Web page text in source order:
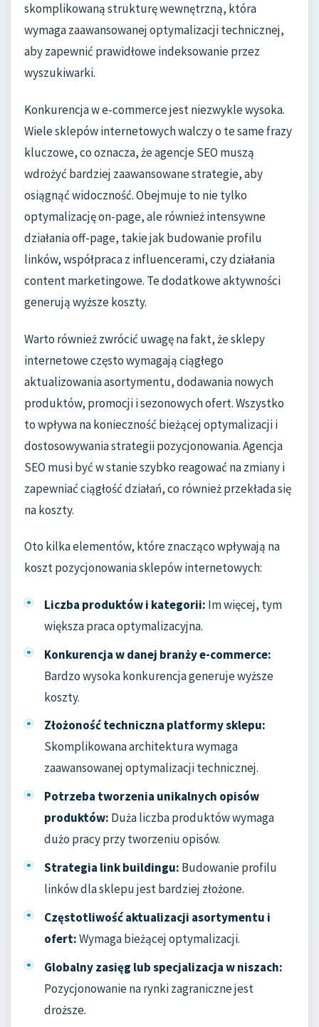
skomplikowaną strukturę wewnętrzną, która
wymaga zaawansowanej optymalizacji technicznej,
aby zapewnić prawidłowe indeksowanie przez
wyszukiwarki.
Konkurencja w e-commerce jest niezwykle wysoka.
Wiele sklepów internetowych walczy o te same frazy
kluczowe, co oznacza, że agencje SEO muszą
wdrożyć bardziej zaawansowane strategie, aby
osiągnąć widoczność. Obejmuje to nie tylko
optymalizację on-page, ale również intensywne
działania off-page, takie jak budowanie profilu
linków, współpraca z influencerami, czy działania
content marketingowe. Te dodatkowe aktywności
generują wyższe koszty.
Warto również zwrócić uwagę na fakt, że sklepy
internetowe często wymagają ciągłego
aktualizowania asortymentu, dodawania nowych
produktów, promocji i sezonowych ofert. Wszystko
to wpływa na konieczność bieżącej optymalizacji i
dostosowywania strategii pozycjonowania. Agencja
SEO musi być w stanie szybko reagować na zmiany i
zapewniać ciągłość działań, co również przekłada się
na koszty.
Oto kilka elementów, które znacząco wpływają na
koszt pozycjonowania sklepów internetowych:
Liczba produktów i kategorii: Im więcej, tym
większa praca optymalizacyjna.
Konkurencja w danej branży e-commerce:
Bardzo wysoka konkurencja generuje wyższe
koszty.
Złożoność techniczna platformy sklepu:
Skomplikowana architektura wymaga
zaawansowanej optymalizacji technicznej.
Potrzeba tworzenia unikalnych opisów
produktów: Duża liczba produktów wymaga
dużo pracy przy tworzeniu opisów.
Strategia link buildingu: Budowanie profilu
linków dla sklepu jest bardziej złożone.
Częstotliwość aktualizacji asortymentu i
ofert:Wymaga bieżącej optymalizacji.
Globalny zasięg lub specjalizacja w niszach:
Pozycjonowanie na rynki zagraniczne jest
droższe.